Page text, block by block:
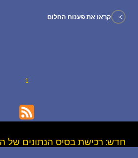
> קראו את פענוח החלום
1
חדש: רכישת בסיס הנתונים של